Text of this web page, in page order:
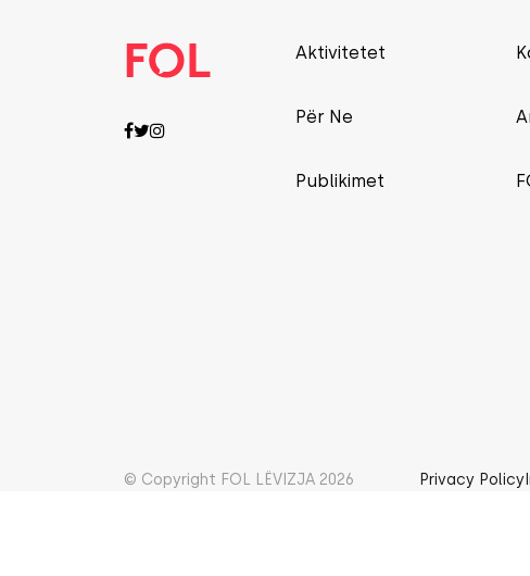
Aktivitetet
Për Ne
Publikimet
© Copyright FOL LËVIZJA 2026 Privacy Policy